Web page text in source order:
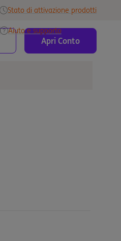
Stato di attivazione prodotti
Aiuto e supporto
Apri Conto